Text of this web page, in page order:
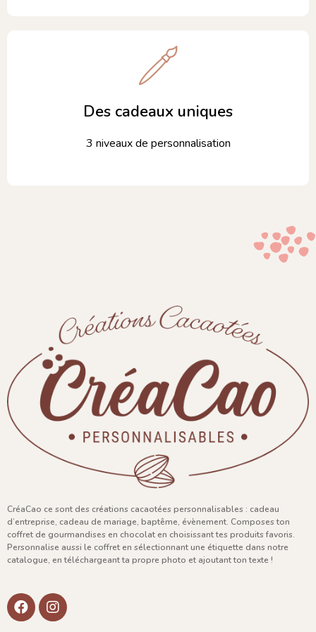
Des cadeaux uniques
3 niveaux de personnalisation
CréaCao ce sont des créations cacaotées personnalisables : cadeau
d’entreprise, cadeau de mariage, baptême, évènement. Composes ton
coffret de gourmandises en chocolat en choisissant tes produits favoris.
Personnalise aussi le coffret en sélectionnant une étiquette dans notre
catalogue, en téléchargeant ta propre photo et ajoutant ton texte !